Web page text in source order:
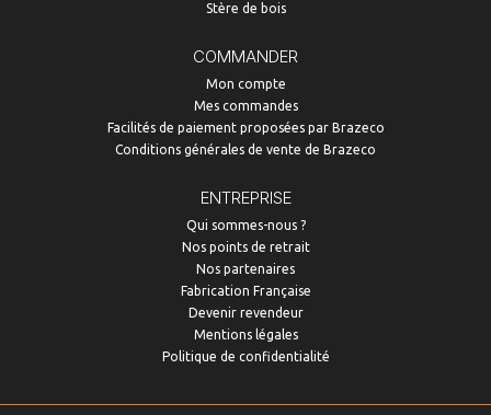
Stère de bois
COMMANDER
Mon compte
Mes commandes
Facilités de paiement proposées par Brazeco
Conditions générales de vente de Brazeco
ENTREPRISE
Qui sommes-nous ?
Nos points de retrait
Nos partenaires
Fabrication Française
Devenir revendeur
Mentions légales
Politique de confidentialité